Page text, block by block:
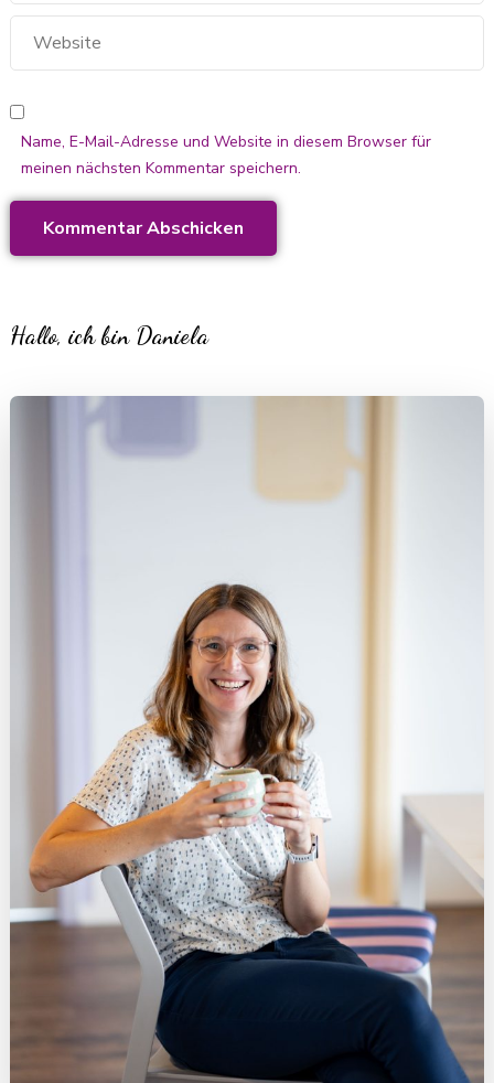
Name, E-Mail-Adresse und Website in diesem Browser für
meinen nächsten Kommentar speichern.
Hallo, ich bin Daniela